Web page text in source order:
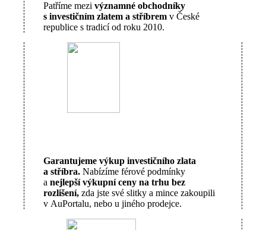
Patříme mezi významné obchodníky
s investičním zlatem a stříbrem v České
republice s tradicí od roku 2010.
Garantujeme výkup investičního zlata
a stříbra. Nabízíme férové podmínky
a nejlepší výkupní ceny na trhu bez
rozlišení, zda jste své slitky a mince zakoupili
v AuPortalu, nebo u jiného prodejce.